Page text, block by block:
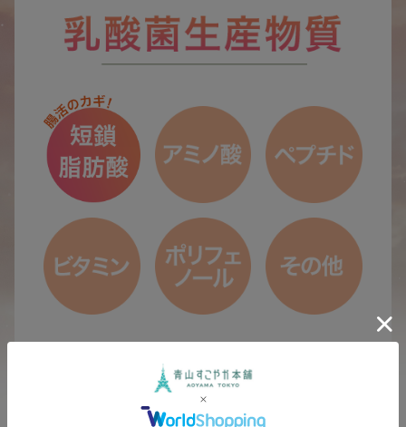
て作り出される発酵代謝産物の総称。
健康維持やダイエット等に関与していることから注目